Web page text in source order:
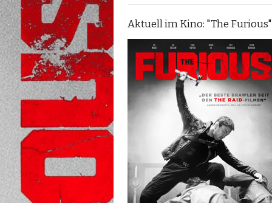
Aktuell im Kino: "The Furious"